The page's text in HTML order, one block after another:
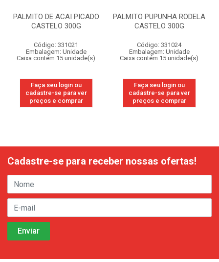
PALMITO DE ACAI PICADO
CASTELO 300G
Código: 331021
Embalagem: Unidade
Caixa contém 15 unidade(s)
Faça seu login ou
cadastre-se para ver
preços e comprar
PALMITO PUPUNHA RODELA
CASTELO 300G
Código: 331024
Embalagem: Unidade
Caixa contém 15 unidade(s)
Faça seu login ou
cadastre-se para ver
preços e comprar
Cadastre-se para receber nossas ofertas!